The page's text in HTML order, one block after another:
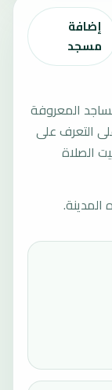
إضافة
مسجد
المعروفة
التعرف على
الصلاة